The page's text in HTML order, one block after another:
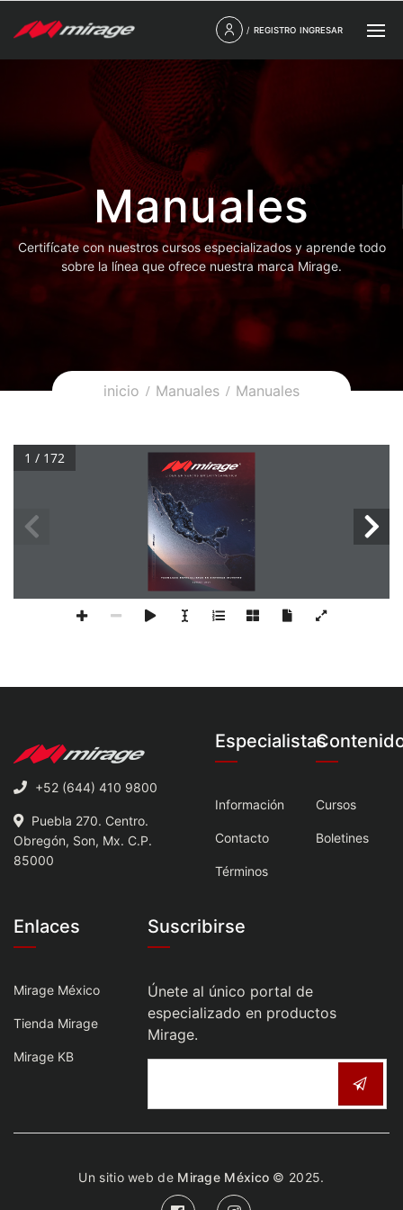
/ REGISTRO INGRESAR
Manuales
Certifícate con nuestros cursos especializados y aprende todo
sobre la línea que ofrece nuestra marca Mirage.
inicio Manuales Manuales
1 / 172
+52 (644) 410 9800
Puebla 270. Centro.
Obregón, Son, Mx. C.P.
85000
Especialistas
Información
Contacto
Términos
Cursos
Boletines
Enlaces
Mirage México
Tienda Mirage
Mirage KB
Suscribirse
Únete al único portal de
especializado en productos
Mirage.
Un sitio web de Mirage México © 2025.